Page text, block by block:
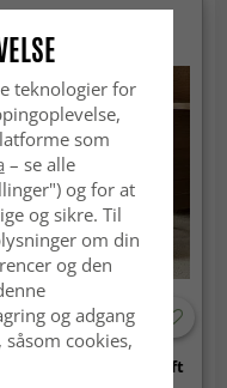
- Aranga Super Soft
teknologier for
som
– se alle
og for at
og sikre. Til
om din
og den
og adgang
cookies,